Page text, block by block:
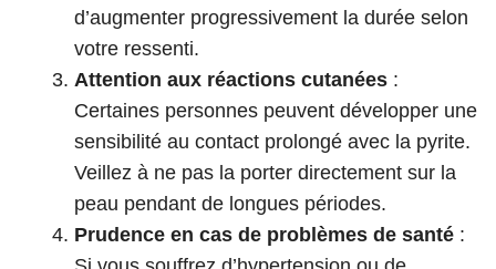
d’augmenter progressivement la durée selon
votre ressenti.
Attention aux réactions cutanées :
Certaines personnes peuvent développer une
sensibilité au contact prolongé avec la pyrite.
Veillez à ne pas la porter directement sur la
peau pendant de longues périodes.
Prudence en cas de problèmes de santé :